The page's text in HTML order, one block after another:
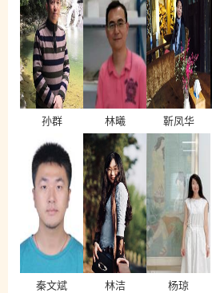
孙群 林曦 靳凤华
秦文斌 林洁 杨琼